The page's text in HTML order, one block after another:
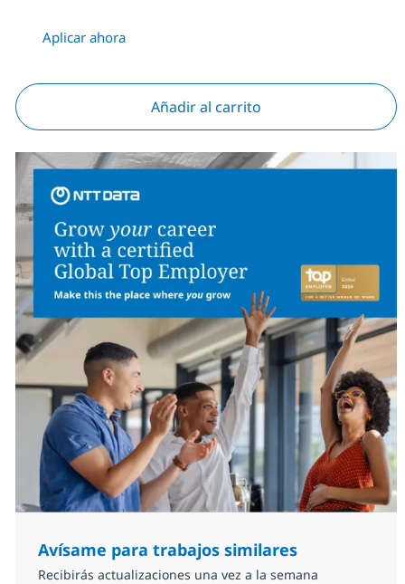
Aplicar ahora
Añadir al carrito
Avísame para trabajos similares
Recibirás actualizaciones una vez a la semana